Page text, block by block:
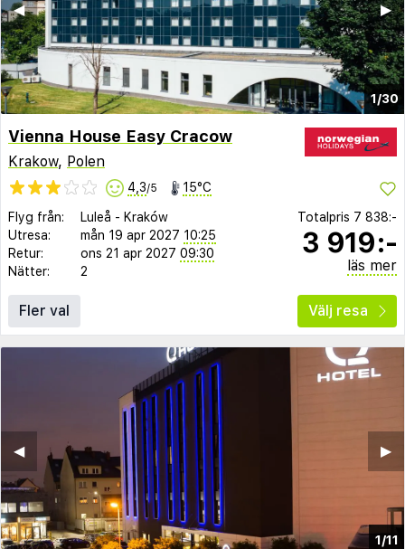
1/30
▶︎
◀︎
Vienna House Easy Cracow
Krakow, Polen
4,3/5 15°C
Flyg från: Luleå - Kraków
Utresa:
mån 19 apr 2027 10:25
Retur:
ons 21 apr 2027 09:30
Nätter:
2
Totalpris 7 838:-
3 919:-
läs mer
Fler val Välj resa
1/11
▶︎
◀︎